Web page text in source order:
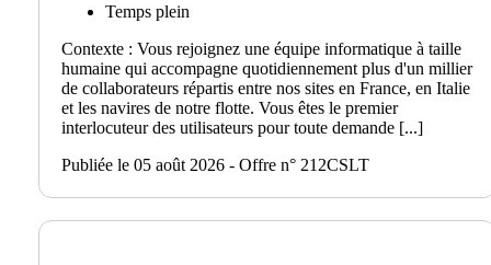
Temps plein
Contexte : Vous rejoignez une équipe informatique à taille
humaine qui accompagne quotidiennement plus d'un millier
de collaborateurs répartis entre nos sites en France, en Italie
et les navires de notre flotte. Vous êtes le premier
interlocuteur des utilisateurs pour toute demande [...]
Publiée le 05 août 2026 - Offre n° 212CSLT